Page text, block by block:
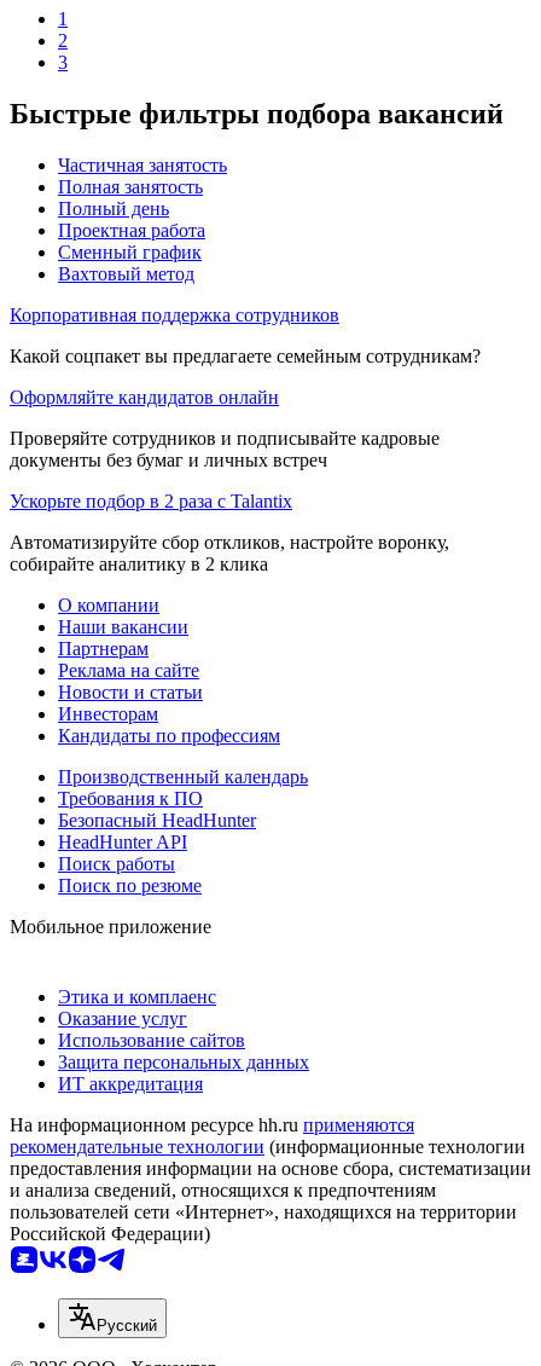
1
2
3
Быстрые фильтры подбора вакансий
Частичная занятость
Полная занятость
Полный день
Проектная работа
Сменный график
Вахтовый метод
Корпоративная поддержка сотрудников
Какой соцпакет вы предлагаете семейным сотрудникам?
Оформляйте кандидатов онлайн
Проверяйте сотрудников и подписывайте кадровые
документы без бумаг и личных встреч
Ускорьте подбор в 2 раза с Talantix
Автоматизируйте сбор откликов, настройте воронку,
собирайте аналитику в 2 клика
О компании
Наши вакансии
Партнерам
Реклама на сайте
Новости и статьи
Инвесторам
Кандидаты по профессиям
Производственный календарь
Требования к ПО
Безопасный HeadHunter
HeadHunter API
Поиск работы
Поиск по резюме
Мобильное приложение
Этика и комплаенс
Оказание услуг
Использование сайтов
Защита персональных данных
ИТ аккредитация
На информационном ресурсе hh.ru применяются
рекомендательные технологии (информационные технологии
предоставления информации на основе сбора, систематизации
и анализа сведений, относящихся к предпочтениям
пользователей сети «Интернет», находящихся на территории
Российской Федерации)
Русский